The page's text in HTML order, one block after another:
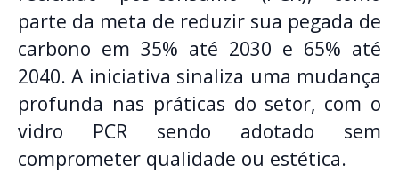
parte da meta de reduzir sua pegada de
carbono em 35% até 2030 e 65% até
2040. A iniciativa sinaliza uma mudança
profunda nas práticas do setor, com o
vidro PCR sendo adotado sem
comprometer qualidade ou estética.